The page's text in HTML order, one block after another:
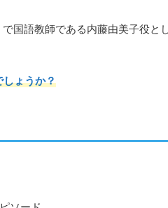
国語教師である内藤由美子役と
しょうか？